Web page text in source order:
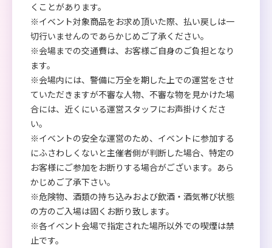
くことがあります。
※イベント対象商品をお求め頂いた際、払い戻しは一
切行いませんのであらかじめご了承ください。
※会場までの交通費は、お客様ご自身のご負担となり
ます。
※会場内には、警備に万全を期した上での運営をさせ
ていただきますが不審な人物、不審な物を見かけた場
合には、近くにいる運営スタッフにお声掛けくださ
い。
※イベントの安全な運営のため、イベントに参加する
にふさわしくないと主催者側が判断した場合、特定の
お客様にご参加をお断りする場合がございます。あら
かじめご了承下さい。
※危険物、酒類の持ち込みおよび飲酒・酒気帯び状態
の方のご入場は固くお断り致します。
※各イベント会場で指定された場所以外での喫煙は禁
止です。